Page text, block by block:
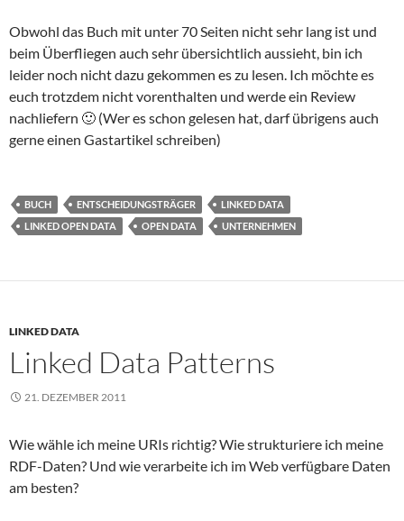
Obwohl das Buch mit unter 70 Seiten nicht sehr lang ist und
beim Überfliegen auch sehr übersichtlich aussieht, bin ich
leider noch nicht dazu gekommen es zu lesen. Ich möchte es
euch trotzdem nicht vorenthalten und werde ein Review
nachliefern 🙂 (Wer es schon gelesen hat, darf übrigens auch
gerne einen Gastartikel schreiben)
BUCH ENTSCHEIDUNGSTRÄGER
LINKED DATA
LINKED OPEN DATA
OPEN DATA UNTERNEHMEN
LINKED DATA
Linked Data Patterns
21. DEZEMBER 2011
Wie wähle ich meine URIs richtig? Wie strukturiere ich meine
RDF-Daten? Und wie verarbeite ich im Web verfügbare Daten
am besten?